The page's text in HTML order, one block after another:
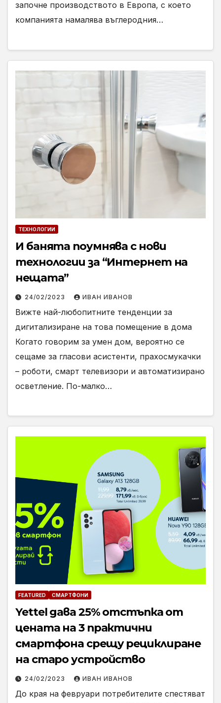
започне производството в Европа, с което
компанията намалява въглеродния…
ТЕХНОЛОГИИ
И банята поумнява с нови
технологии за “Интернет на
нещата”
24/02/2023 ИВАН ИВАНОВ
Вижте най-любопитните тенденции за
дигитализиране на това помещение в дома
Когато говорим за умен дом, вероятно се
сещаме за гласови асистенти, прахосмукачки
– роботи, смарт телевизори и автоматизирано
осветление. По-малко…
FEATURED СМАРТФОНИ
Yettel дава 25% отстъпка от
цената на 3 практични
смартфона срещу рециклиране
на старо устройство
24/02/2023 ИВАН ИВАНОВ
До края на февруари потребителите спестяват